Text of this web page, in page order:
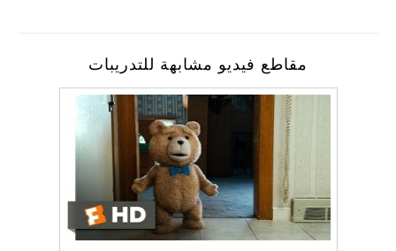
مقاطع فيديو مشابهة للتدريبات